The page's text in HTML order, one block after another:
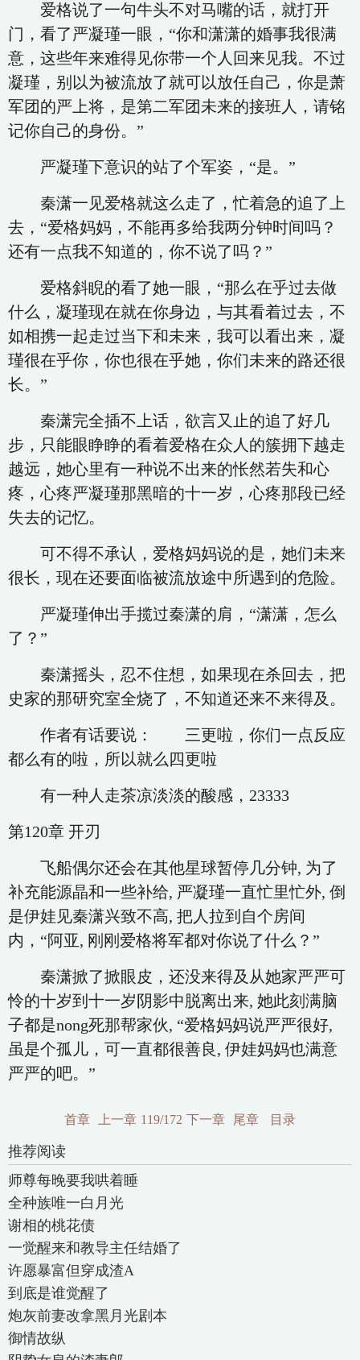
爱格说了一句牛头不对马嘴的话，就打开
门，看了严凝瑾一眼，“你和潇潇的婚事我很满
意，这些年来难得见你带一个人回来见我。不过
凝瑾，别以为被流放了就可以放任自己，你是萧
军团的严上将，是第二军团未来的接班人，请铭
记你自己的身份。”
严凝瑾下意识的站了个军姿，“是。”
秦潇一见爱格就这么走了，忙着急的追了上
去，“爱格妈妈，不能再多给我两分钟时间吗？
还有一点我不知道的，你不说了吗？”
爱格斜睨的看了她一眼，“那么在乎过去做
什么，凝瑾现在就在你身边，与其看着过去，不
如相携一起走过当下和未来，我可以看出来，凝
瑾很在乎你，你也很在乎她，你们未来的路还很
长。”
秦潇完全插不上话，欲言又止的追了好几
步，只能眼睁睁的看着爱格在众人的簇拥下越走
越远，她心里有一种说不出来的怅然若失和心
疼，心疼严凝瑾那黑暗的十一岁，心疼那段已经
失去的记忆。
可不得不承认，爱格妈妈说的是，她们未来
很长，现在还要面临被流放途中所遇到的危险。
严凝瑾伸出手揽过秦潇的肩，“潇潇，怎么
了？”
秦潇摇头，忍不住想，如果现在杀回去，把
史家的那研究室全烧了，不知道还来不来得及。
作者有话要说： 三更啦，你们一点反应
都么有的啦，所以就么四更啦
有一种人走茶凉淡淡的酸感，23333
第120章 开刃
飞船偶尔还会在其他星球暂停几分钟, 为了
补充能源晶和一些补给, 严凝瑾一直忙里忙外, 倒
是伊娃见秦潇兴致不高, 把人拉到自个房间
内，“阿亚, 刚刚爱格将军都对你说了什么？”
秦潇掀了掀眼皮，还没来得及从她家严严可
怜的十岁到十一岁阴影中脱离出来, 她此刻满脑
子都是nong死那帮家伙, “爱格妈妈说严严很好,
虽是个孤儿，可一直都很善良, 伊娃妈妈也满意
严严的吧。”
首章 上一章 119/172 下一章 尾章 目录
推荐阅读
师尊每晚要我哄着睡
全种族唯一白月光
谢相的桃花债
一觉醒来和教导主任结婚了
许愿暴富但穿成渣A
到底是谁觉醒了
炮灰前妻改拿黑月光剧本
御情故纵